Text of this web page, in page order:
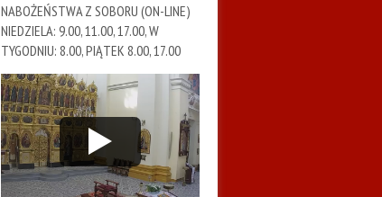
NABOŻEŃSTWA Z SOBORU (ON-LINE)
NIEDZIELA: 9.00, 11.00, 17.00, W
TYGODNIU: 8.00, PIĄTEK 8.00, 17.00